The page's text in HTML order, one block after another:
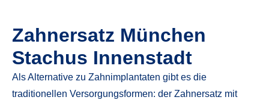
Zahnersatz München
Stachus Innenstadt
Als Alternative zu Zahnimplantaten gibt es die
traditionellen Versorgungsformen: der Zahnersatz mit